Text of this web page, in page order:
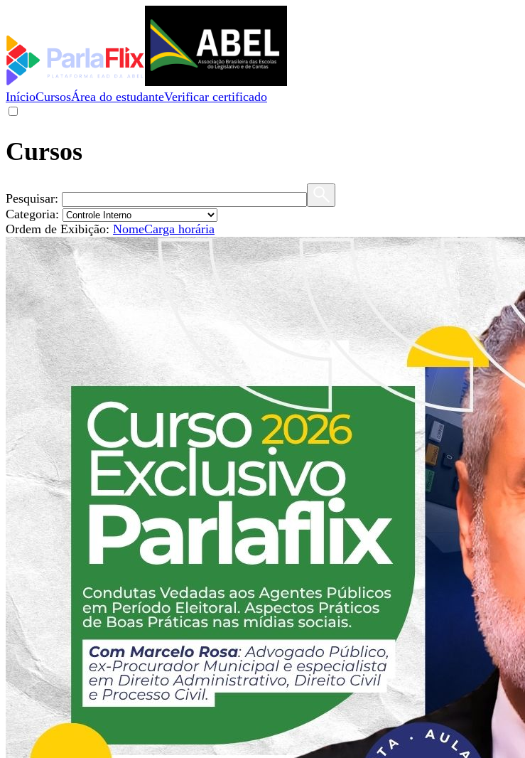
InícioCursosÁrea do estudanteVerificar certificado
Cursos
Pesquisar:
Categoria:
Ordem de Exibição: NomeCarga horária